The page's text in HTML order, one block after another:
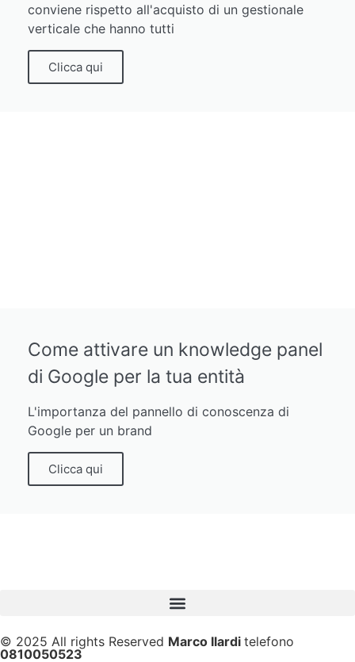
conviene rispetto all'acquisto di un gestionale
verticale che hanno tutti
Clicca qui
Come attivare un knowledge panel
di Google per la tua entità
L'importanza del pannello di conoscenza di
Google per un brand
Clicca qui
© 2025 All rights Reserved Marco Ilardi telefono
0810050523